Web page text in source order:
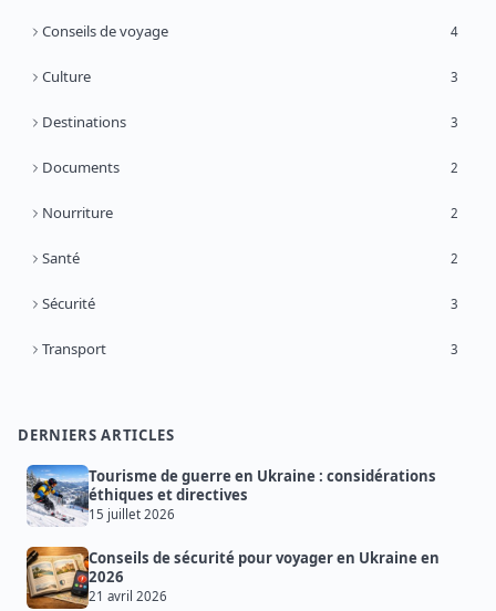
Conseils de voyage 4
Culture 3
Destinations 3
Documents 2
Nourriture 2
Santé 2
Sécurité 3
Transport 3
DERNIERS ARTICLES
Tourisme de guerre en Ukraine : considérations
éthiques et directives
15 juillet 2026
Conseils de sécurité pour voyager en Ukraine en
2026
21 avril 2026